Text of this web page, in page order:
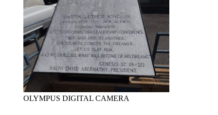
OLYMPUS DIGITAL CAMERA